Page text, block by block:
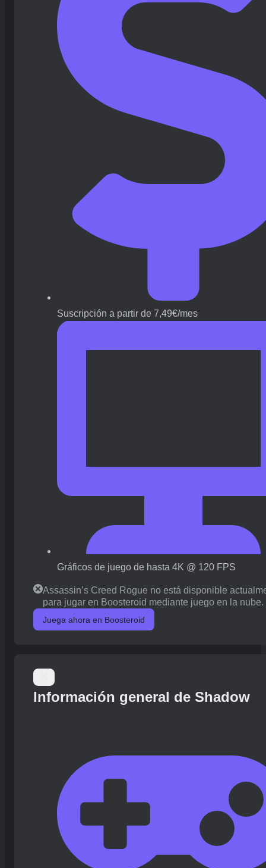
Suscripción a partir de 7,49€/mes
Gráficos de juego de hasta 4K @ 120 FPS
Assassin’s Creed Rogue no está disponible
para jugar en Boosteroid mediante juego en la nube.
Juega ahora en Boosteroid
Información general de Shadow